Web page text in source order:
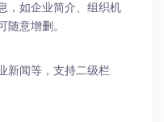
，如企业简介、组织机
意增删。
新闻等，支持二级栏